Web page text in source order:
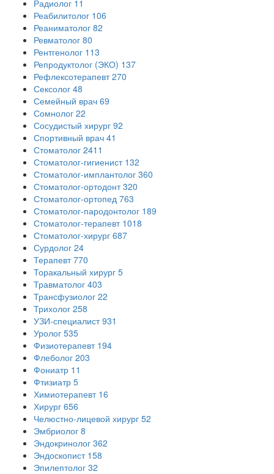
Радиолог 11
Реабилитолог 106
Реаниматолог 82
Ревматолог 80
Рентгенолог 113
Репродуктолог (ЭКО) 137
Рефлексотерапевт 270
Сексолог 48
Семейный врач 69
Сомнолог 22
Сосудистый хирург 92
Спортивный врач 41
Стоматолог 2411
Стоматолог-гигиенист 132
Стоматолог-имплантолог 360
Стоматолог-ортодонт 320
Стоматолог-ортопед 763
Стоматолог-пародонтолог 189
Стоматолог-терапевт 1018
Стоматолог-хирург 687
Сурдолог 24
Терапевт 770
Торакальный хирург 5
Травматолог 403
Трансфузиолог 22
Трихолог 258
УЗИ-специалист 931
Уролог 535
Физиотерапевт 194
Флеболог 203
Фониатр 11
Фтизиатр 5
Химиотерапевт 16
Хирург 656
Челюстно-лицевой хирург 52
Эмбриолог 8
Эндокринолог 362
Эндоскопист 158
Эпилептолог 32